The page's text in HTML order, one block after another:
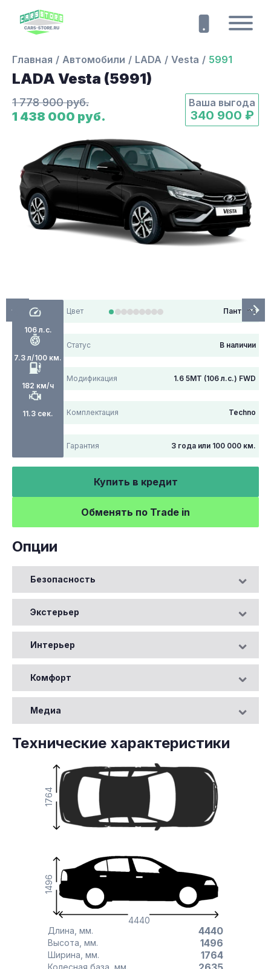
Главная Автомобили LADA Vesta 5991
LADA Vesta (5991)
1 778 900 руб.
1 438 000 руб.
Ваша выгода
340 900 ₽
106 л.с.
7.3 л/100 км.
182 км/ч
11.3 сек.
Цвет Пантера
Статус В наличии
Модификация 1.6 5MT (106 л.с.) FWD
Комплектация Techno
Гарантия 3 года или 100 000 км.
Купить в кредит
Обменять по Trade in
Опции
Безопасность
Экстерьер
Интерьер
Комфорт
Медиа
Технические характеристики
4440
1496
1764
Длина, мм. 4440
Высота, мм. 1496
Ширина, мм. 1764